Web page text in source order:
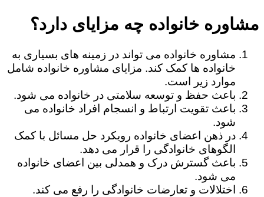
مشاوره خانواده چه مزایای دارد؟
مشاوره خانواده می تواند در زمینه های بسیاری به
خانواده ها کمک کند. مزایای مشاوره خانواده شامل
موارد زیر است.
باعث حفظ و توسعه سلامتی در خانواده می شود.
باعث تقویت ارتباط و انسجام افراد خانواده می
شود.
در ذهن اعضای خانواده رویکرد حل مسائل با کمک
الگوهای خانوادگی را قرار می دهد.
باعث گسترش درک و همدلی بین اعضای خانواده
می شود.
اختلالات و تعارضات خانوادگی را رفع می کند.